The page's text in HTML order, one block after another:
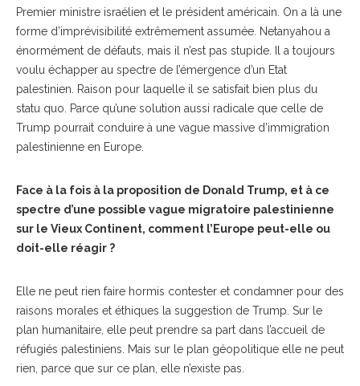
Premier ministre israélien et le président américain. On a là une
forme d’imprévisibilité extrêmement assumée. Netanyahou a
énormément de défauts, mais il n’est pas stupide. Il a toujours
voulu échapper au spectre de l’émergence d’un Etat
palestinien. Raison pour laquelle il se satisfait bien plus du
statu quo. Parce qu’une solution aussi radicale que celle de
Trump pourrait conduire à une vague massive d’immigration
palestinienne en Europe.
Face à la fois à la proposition de Donald Trump, et à ce
spectre d’une possible vague migratoire palestinienne
sur le Vieux Continent, comment l’Europe peut-elle ou
doit-elle réagir ?
Elle ne peut rien faire hormis contester et condamner pour des
raisons morales et éthiques la suggestion de Trump. Sur le
plan humanitaire, elle peut prendre sa part dans l’accueil de
réfugiés palestiniens. Mais sur le plan géopolitique elle ne peut
rien, parce que sur ce plan, elle n’existe pas.